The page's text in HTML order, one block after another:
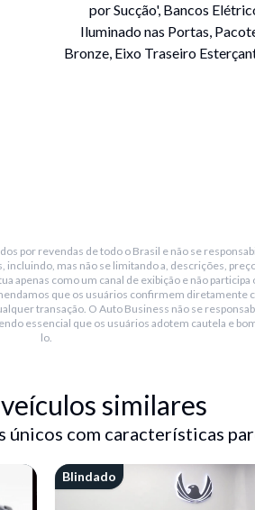
por Sucção', Bancos
Iluminado nas Portas,
Bronze, Eixo Traseiro
por revendas de todo o Brasil e não se
mas não se limitando a, descrições,
apenas como um canal de exibição e não
que os usuários confirmem diretamente
transação. O Auto Business não se
essencial que os usuários adotem cautela e
lo.
similares
únicos com características
Blindado